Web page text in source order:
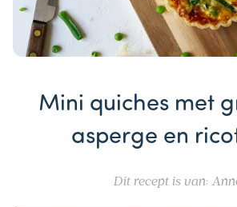
Mini quiches met
asperge en
Dit recept is van: